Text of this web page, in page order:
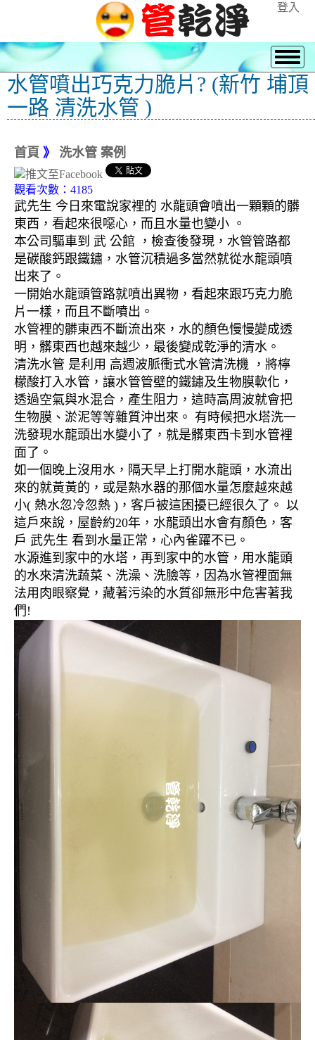
登入
水管噴出巧克力脆片? (新竹 埔頂
一路 清洗水管 )
首頁 》 洗水管 案例
觀看次數：4185
武先生 今日來電說家裡的 水龍頭會噴出一顆顆的髒
東西，看起來很噁心，而且水量也變小 。
本公司驅車到 武 公館 ，檢查後發現，水管管路都
是碳酸鈣跟鐵鏽，水管沉積過多當然就從水龍頭噴
出來了。
一開始水龍頭管路就噴出異物，看起來跟巧克力脆
片一樣，而且不斷噴出。
水管裡的髒東西不斷流出來，水的顏色慢慢變成透
明，髒東西也越來越少，最後變成乾淨的清水。
清洗水管 是利用 高週波脈衝式水管清洗機 ，將檸
檬酸打入水管，讓水管管壁的鐵鏽及生物膜軟化，
透過空氣與水混合，產生阻力，這時高周波就會把
生物膜、淤泥等等雜質沖出來。 有時候把水塔洗一
洗發現水龍頭出水變小了，就是髒東西卡到水管裡
面了。
如一個晚上沒用水，隔天早上打開水龍頭，水流出
來的就黃黃的，或是熱水器的那個水量怎麼越來越
小( 熱水忽冷忽熱 )，客戶被這困擾已經很久了。 以
這戶來說，屋齡約20年，水龍頭出水會有顏色，客
戶 武先生 看到水量正常，心內雀躍不已。
水源進到家中的水塔，再到家中的水管，用水龍頭
的水來清洗蔬菜、洗澡、洗臉等，因為水管裡面無
法用肉眼察覺，藏著污染的水質卻無形中危害著我
們!